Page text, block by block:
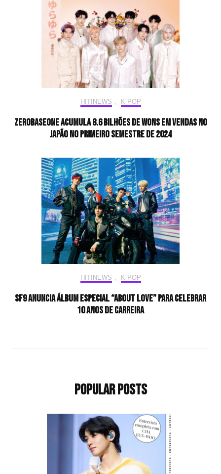
HIT!NEWS K-POP
ZEROBASEONE acumula 8.6 bilhões de wons em vendas no
Japão no primeiro semestre de 2024
HIT!NEWS K-POP
SF9 anuncia álbum especial “About Love” para celebrar
10 anos de carreira
Popular Posts